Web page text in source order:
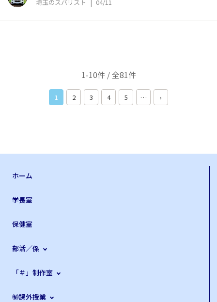
埼玉のスバリスト | 04/11
1-10件 / 全81件
1 2 3 4 5 … ›
ホーム
学長室
保健室
部活／係
「＃」制作室
㊙課外授業